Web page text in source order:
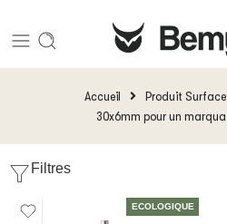
Accueil
Produit
30x6mm pour un
Filtres
ECOLOGIQUE